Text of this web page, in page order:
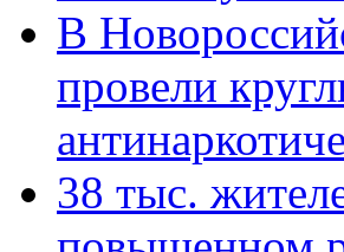
В
провели
38 тыс.